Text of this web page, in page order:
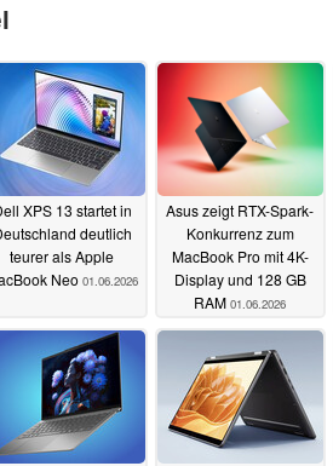
XPS 13 startet in
deutlich
teurer als Apple
Neo 01.06.2026
Asus zeigt RTX-Spark-
Konkurrenz zum
MacBook Pro mit 4K-
Display und 128 GB
RAM 01.06.2026